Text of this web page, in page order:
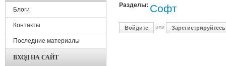
Разделы: Софт
Войдите или Зарегистрируйтесь
Блоги
Контакты
Последние материалы
ВХОД НА САЙТ